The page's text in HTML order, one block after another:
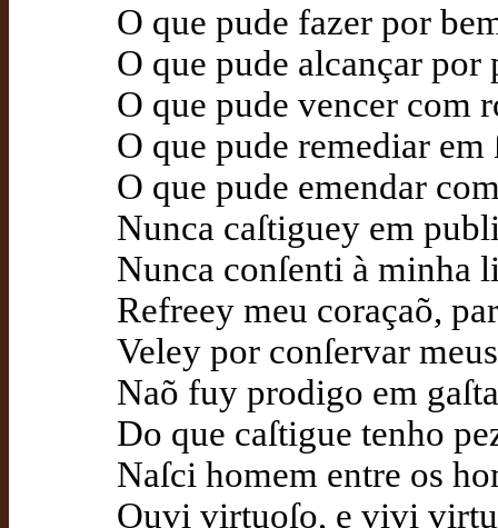
O que pude fazer por
O que pude alcançar
O que pude vencer com
O que pude remediar em
O que pude emendar
Nunca caſtiguey em
Nunca conſenti à minha
Refreey meu coraçaõ,
Veley por conſervar
Naõ fuy prodigo em
Do que caſtigue tenho
Naſci homem entre os
Ouvi virtuoſo, e vivi